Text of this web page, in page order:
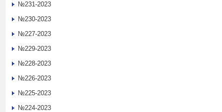
№231-2023
№230-2023
№227-2023
№229-2023
№228-2023
№226-2023
№225-2023
№224-2023